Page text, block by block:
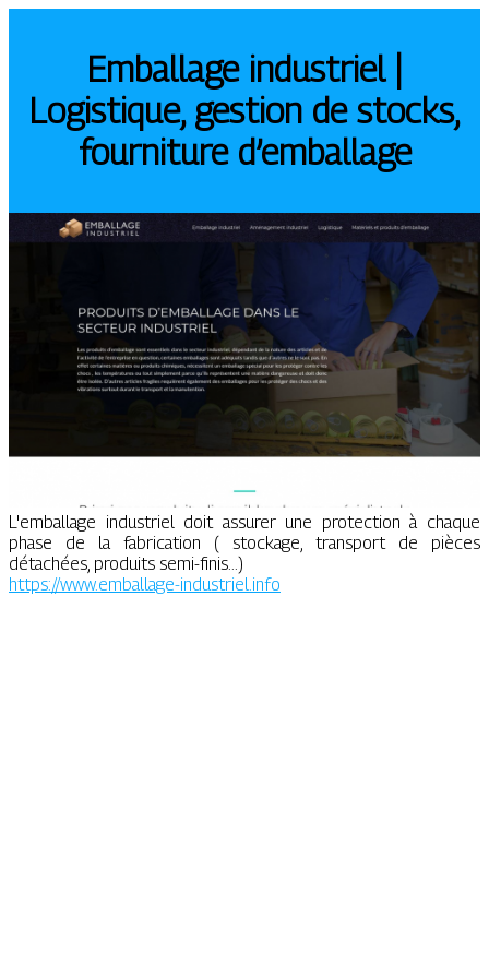
Emballage industriel |
Logistique, gestion de stocks,
fourniture d’emballage
L'emballage industriel doit assurer une protection à chaque
phase de la fabrication ( stockage, transport de pièces
détachées, produits semi-finis...)
https://www.emballage-industriel.info